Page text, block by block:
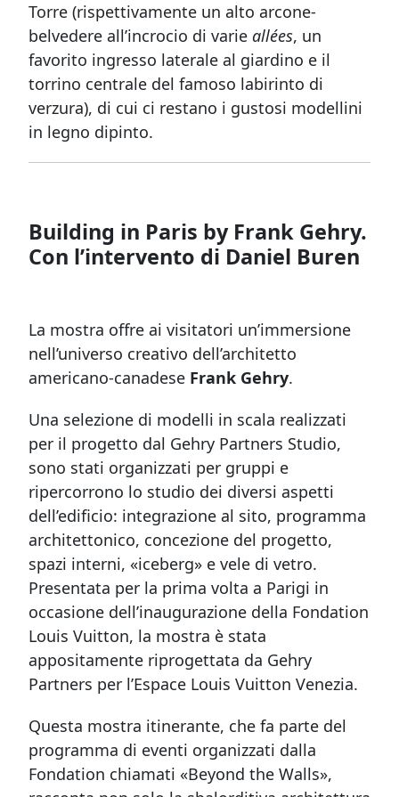
Torre (rispettivamente un alto arcone-
belvedere all’incrocio di varie allées, un
favorito ingresso laterale al giardino e il
torrino centrale del famoso labirinto di
verzura), di cui ci restano i gustosi modellini
in legno dipinto.
Building in Paris by Frank Gehry.
Con l’intervento di Daniel Buren
La mostra offre ai visitatori un’immersione
nell’universo creativo dell’architetto
americano-canadese Frank Gehry.
Una selezione di modelli in scala realizzati
per il progetto dal Gehry Partners Studio,
sono stati organizzati per gruppi e
ripercorrono lo studio dei diversi aspetti
dell’edificio: integrazione al sito, programma
architettonico, concezione del progetto,
spazi interni, «iceberg» e vele di vetro.
Presentata per la prima volta a Parigi in
occasione dell’inaugurazione della Fondation
Louis Vuitton, la mostra è stata
appositamente riprogettata da Gehry
Partners per l’Espace Louis Vuitton Venezia.
Questa mostra itinerante, che fa parte del
programma di eventi organizzati dalla
Fondation chiamati «Beyond the Walls»,